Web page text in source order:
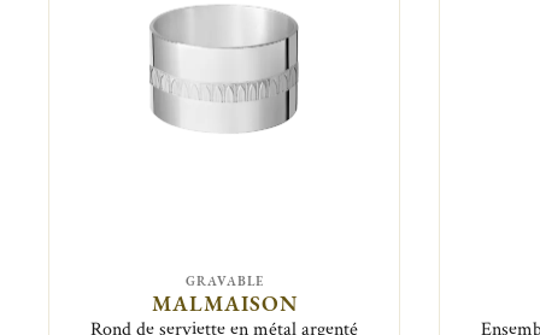
GRAVABLE
MALMAISON
Rond de serviette en métal argenté